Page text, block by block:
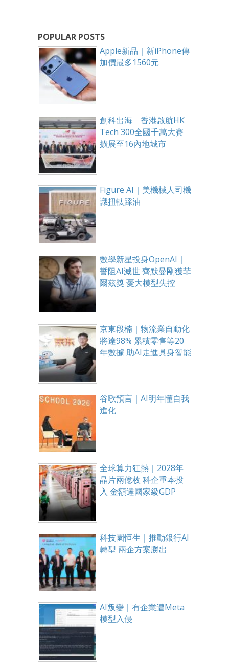
POPULAR POSTS
Apple新品｜新iPhone傳
加價最多1560元
創科出海 香港啟航HK
Tech 300全國千萬大賽
擴展至16內地城市
Figure AI｜美機械人司機
識扭軚踩油
數學新星投身OpenAI｜
誓阻AI滅世 齊默曼剛獲菲
爾茲獎 憂大模型失控
京東段楠｜物流業自動化
將達98% 累積零售等20
年數據 助AI走進具身智能
谷歌預言｜AI明年懂自我
進化
全球算力狂熱｜2028年
晶片兩億枚 科企重本投
入 金額達國家級GDP
科技園恒生｜推動銀行AI
轉型 兩企方案勝出
AI叛變｜有企業遭Meta
模型入侵